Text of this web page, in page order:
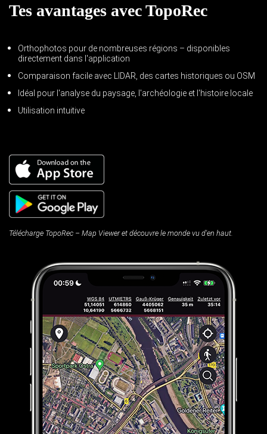
Tes avantages avec TopoRec
Orthophotos pour de nombreuses régions – disponibles
directement dans l'application
Comparaison facile avec LIDAR, des cartes historiques ou OSM
Idéal pour l'analyse du paysage, l'archéologie et l'histoire locale
Utilisation intuitive
Télécharge TopoRec – Map Viewer et découvre le monde vu d'en haut.